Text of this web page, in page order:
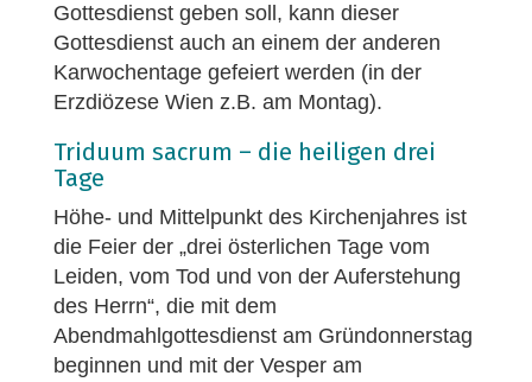
Gottesdienst geben soll, kann dieser
Gottesdienst auch an einem der anderen
Karwochentage gefeiert werden (in der
Erzdiözese Wien z.B. am Montag).
Triduum sacrum – die heiligen drei
Tage
Höhe- und Mittelpunkt des Kirchenjahres ist
die Feier der „drei österlichen Tage vom
Leiden, vom Tod und von der Auferstehung
des Herrn“, die mit dem
Abendmahlgottesdienst am Gründonnerstag
beginnen und mit der Vesper am